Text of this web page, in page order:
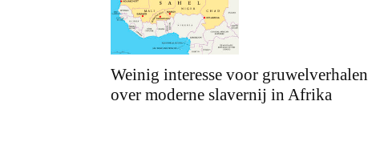
Weinig interesse voor gruwelverhalen
over moderne slavernij in Afrika